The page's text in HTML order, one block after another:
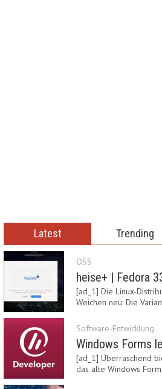
Latest Trending
OSS
[ad_1] Die Linux-
Weichen neu: Die
Software-Entwicklung
Windows Forms
[ad_1] Überraschend
das alte Windows